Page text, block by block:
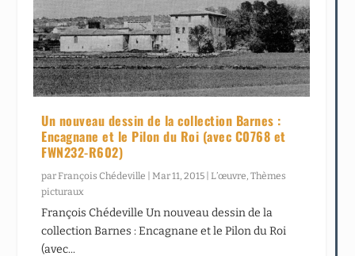
Un nouveau dessin de la collection Barnes :
Encagnane et le Pilon du Roi (avec C0768 et
FWN232-R602)
parFrançois Chédeville |Mar 11, 2015 |L’œuvre,Thèmes
picturaux
François Chédeville Un nouveau dessin de la
collection Barnes : Encagnane et le Pilon du Roi
(avec...